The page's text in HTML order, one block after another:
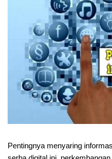
Pentingnya menyaring